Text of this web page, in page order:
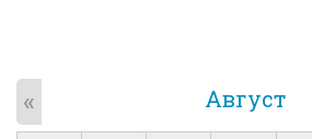
Август
«